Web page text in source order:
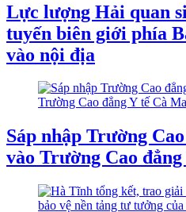
Lực lượng Hải quan
tuyến biên giới phía
vào nội địa
Sáp nhập Trường
vào Trường Cao